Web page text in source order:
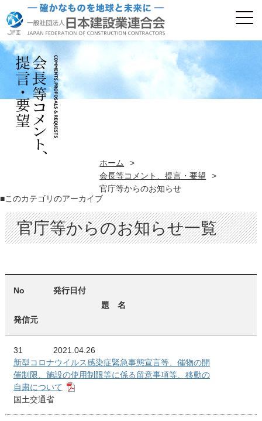
ホーム
>
会長等コメント、提言・要望
>
官庁等からのお知らせ
官庁等からのお知らせ一覧
No
発行日付
題 名
発信元
31
2021.04.26
新型コロナウイルス感染症緊急事態宣言等、催物の開
催制限、施設の使用制限等に係る留意事項等、移動の
自粛について
国土交通省
■このカテゴリのアーカイブ